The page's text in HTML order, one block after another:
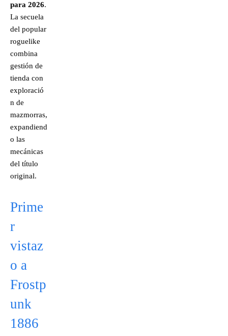
para 2026.
La secuela
del popular
roguelike
combina
gestión de
tienda con
exploració
n de
mazmorras,
expandiend
o las
mecánicas
del título
original.
Prime
r
vistaz
o a
Frostp
unk
1886